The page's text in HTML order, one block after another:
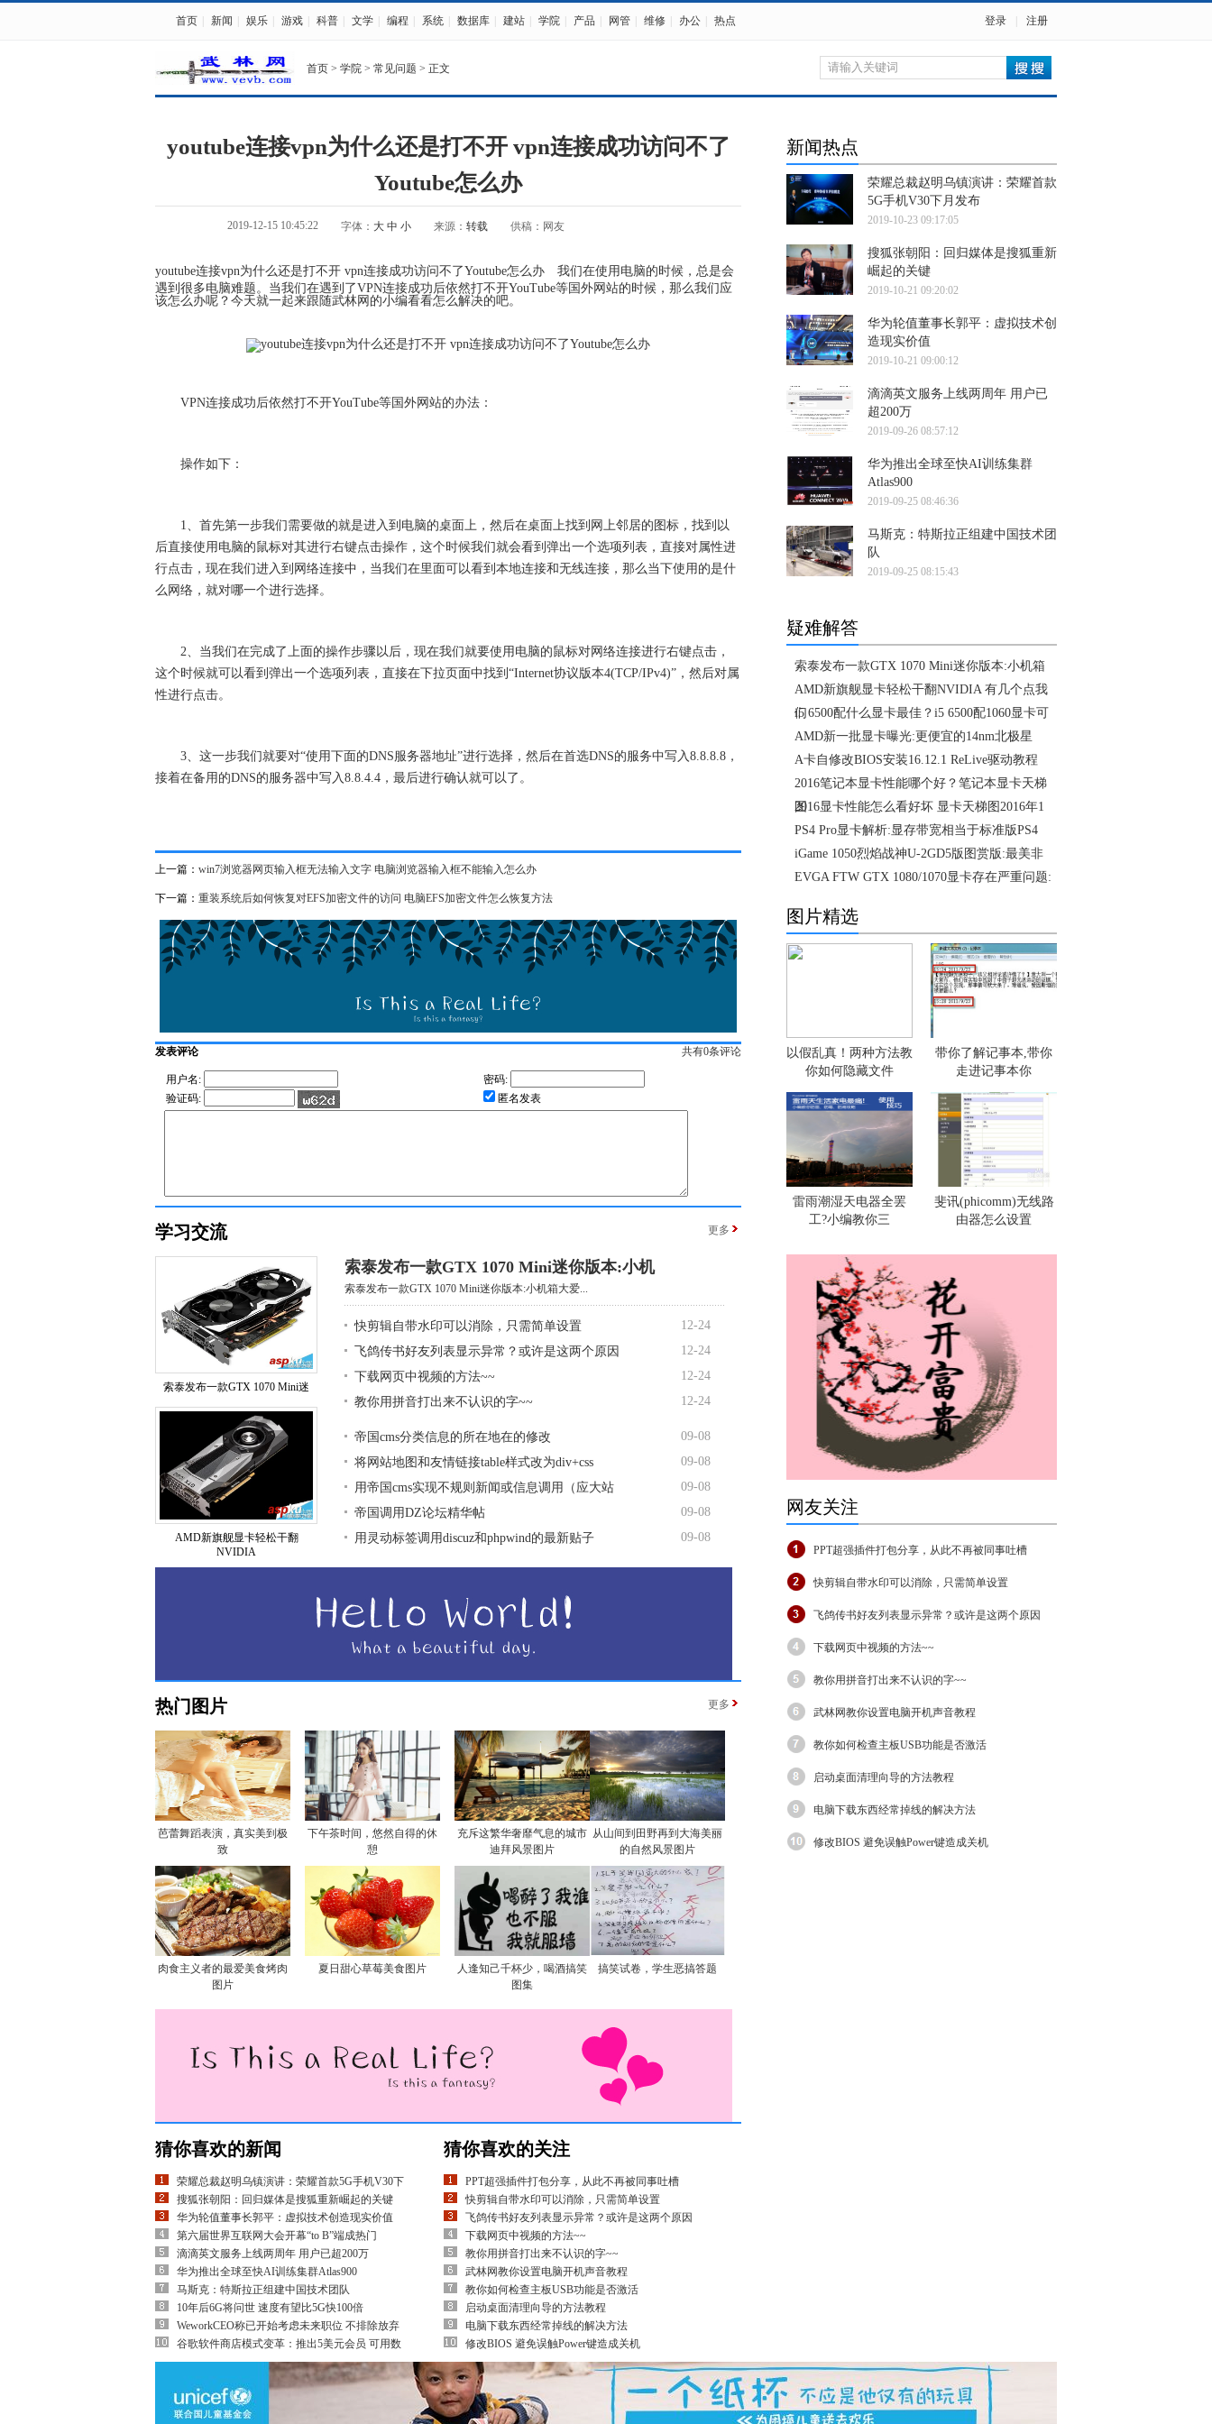
首页 新闻 娱乐 游戏 科普 文学 编程 系统 数据库 建站 学院 产品 网管 维修 办公 热点 登录 注册
首页 > 学院 > 常见问题 > 正文
youtube连接vpn为什么还是打不开 vpn连接成功访问不了
Youtube怎么办
2019-12-15 10:45:22 字体： 大 中 小 来源： 转载 供稿：网友
youtube连接vpn为什么还是打不开 vpn连接成功访问不了Youtube怎么办 我们在使用电脑的时候，总是会
遇到很多电脑难题。当我们在遇到了VPN连接成功后依然打不开YouTube等国外网站的时候，那么我们应
该怎么办呢？今天就一起来跟随武林网的小编看看怎么解决的吧。
VPN连接成功后依然打不开YouTube等国外网站的办法：
操作如下：
1、首先第一步我们需要做的就是进入到电脑的桌面上，然后在桌面上找到网上邻居的图标，找到以
后直接使用电脑的鼠标对其进行右键点击操作，这个时候我们就会看到弹出一个选项列表，直接对属性进
行点击，现在我们进入到网络连接中，当我们在里面可以看到本地连接和无线连接，那么当下使用的是什
么网络，就对哪一个进行选择。
2、当我们在完成了上面的操作步骤以后，现在我们就要使用电脑的鼠标对网络连接进行右键点击，
这个时候就可以看到弹出一个选项列表，直接在下拉页面中找到“Internet协议版本4(TCP/IPv4)”，然后对属
性进行点击。
3、这一步我们就要对“使用下面的DNS服务器地址”进行选择，然后在首选DNS的服务中写入8.8.8.8，
接着在备用的DNS的服务器中写入8.8.4.4，最后进行确认就可以了。
上一篇： win7浏览器网页输入框无法输入文字 电脑浏览器输入框不能输入怎么办
下一篇： 重装系统后如何恢复对EFS加密文件的访问 电脑EFS加密文件怎么恢复方法
发表评论 共有0条评论
用户名:
密码:
验证码:
匿名发表
学习交流 更多
索泰发布一款GTX 1070 Mini迷
AMD新旗舰显卡轻松干翻
NVIDIA
索泰发布一款GTX 1070 Mini迷你版本:小机
索泰发布一款GTX 1070 Mini迷你版本:小机箱大爱...
快剪辑自带水印可以消除，只需简单设置
12-24
飞鸽传书好友列表显示异常？或许是这两个原因
12-24
下载网页中视频的方法~~
12-24
教你用拼音打出来不认识的字~~
12-24
帝国cms分类信息的所在地在的修改
09-08
将网站地图和友情链接table样式改为div+css
09-08
用帝国cms实现不规则新闻或信息调用（应大站
09-08
帝国调用DZ论坛精华帖
09-08
用灵动标签调用discuz和phpwind的最新贴子
09-08
热门图片 更多
芭蕾舞蹈表演，真实美到极
致
下午茶时间，悠然自得的休
憩
充斥这繁华奢靡气息的城市
迪拜风景图片
从山间到田野再到大海美丽
的自然风景图片
肉食主义者的最爱美食烤肉
图片
夏日甜心草莓美食图片
人逢知己千杯少，喝酒搞笑
图集
搞笑试卷，学生恶搞答题
猜你喜欢的新闻
荣耀总裁赵明乌镇演讲：荣耀首款5G手机V30下
搜狐张朝阳：回归媒体是搜狐重新崛起的关键
华为轮值董事长郭平：虚拟技术创造现实价值
第六届世界互联网大会开幕“to B”端成热门
滴滴英文服务上线两周年 用户已超200万
华为推出全球至快AI训练集群Atlas900
马斯克：特斯拉正组建中国技术团队
10年后6G将问世 速度有望比5G快100倍
WeworkCEO称已开始考虑未来职位 不排除放弃
谷歌软件商店模式变革：推出5美元会员 可用数
猜你喜欢的关注
PPT超强插件打包分享，从此不再被同事吐槽
快剪辑自带水印可以消除，只需简单设置
飞鸽传书好友列表显示异常？或许是这两个原因
下载网页中视频的方法~~
教你用拼音打出来不认识的字~~
武林网教你设置电脑开机声音教程
教你如何检查主板USB功能是否激活
启动桌面清理向导的方法教程
电脑下载东西经常掉线的解决方法
修改BIOS 避免误触Power键造成关机
新闻热点
荣耀总裁赵明乌镇演讲：荣耀首款
5G手机V30下月发布
2019-10-23 09:17:05
搜狐张朝阳：回归媒体是搜狐重新
崛起的关键
2019-10-21 09:20:02
华为轮值董事长郭平：虚拟技术创
造现实价值
2019-10-21 09:00:12
滴滴英文服务上线两周年 用户已
超200万
2019-09-26 08:57:12
华为推出全球至快AI训练集群
Atlas900
2019-09-25 08:46:36
马斯克：特斯拉正组建中国技术团
队
2019-09-25 08:15:43
疑难解答
索泰发布一款GTX 1070 Mini迷你版本:小机箱
AMD新旗舰显卡轻松干翻NVIDIA 有几个点我
们
i5 6500配什么显卡最佳？i5 6500配1060显卡可
AMD新一批显卡曝光:更便宜的14nm北极星
A卡自修改BIOS安装16.12.1 ReLive驱动教程
2016笔记本显卡性能哪个好？笔记本显卡天梯
图
2016显卡性能怎么看好坏 显卡天梯图2016年1
PS4 Pro显卡解析:显存带宽相当于标准版PS4
iGame 1050烈焰战神U-2GD5版图赏版:最美非
EVGA FTW GTX 1080/1070显卡存在严重问题:
图片精选
以假乱真！两种方法教
你如何隐藏文件
带你了解记事本,带你
走进记事本你
雷雨潮湿天电器全罢
工?小编教你三
斐讯(phicomm)无线路
由器怎么设置
网友关注
PPT超强插件打包分享，从此不再被同事吐槽
快剪辑自带水印可以消除，只需简单设置
飞鸽传书好友列表显示异常？或许是这两个原因
下载网页中视频的方法~~
教你用拼音打出来不认识的字~~
武林网教你设置电脑开机声音教程
教你如何检查主板USB功能是否激活
启动桌面清理向导的方法教程
电脑下载东西经常掉线的解决方法
修改BIOS 避免误触Power键造成关机